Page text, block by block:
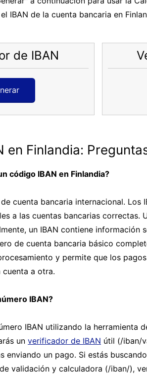
IBAN de la cuenta bancaria en
de IBAN
en Finlandia:
código IBAN en Finlandia?
cuenta bancaria internacional. Los
a las cuentas bancarias correctas.
un IBAN contiene información
de cuenta bancaria básico
y permite que los
cuenta a otra.
IBAN?
IBAN utilizando la herramienta
un verificador de IBAN útil (/iban/
enviando un pago. Si estás
validación y calculadora (/iban/),